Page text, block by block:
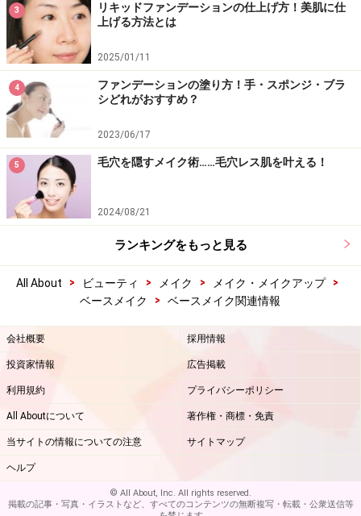
3
リキッドファンデーションの仕上げ方！美肌に仕
上げる方法とは
2025/01/11
4
ファンデーションの塗り方！手・スポンジ・ブラ
シどれがおすすめ？
2023/06/17
5 毛穴を隠すメイク術……毛穴レス肌を叶える！
2024/08/21
ランキングをもっと見る
All About > ビューティ > メイク > メイク・メイクアップ
>
ベースメイク
> ベースメイク関連情報
会社概要 採用情報
投資家情報 広告掲載
利用規約 プライバシーポリシー
All Aboutについて 著作権・商標・免責
当サイトの情報についての注意 サイトマップ
ヘルプ
© All About, Inc. All rights reserved.
掲載の記事・写真・イラストなど、すべてのコンテンツの無断複写・転載・公衆送信等